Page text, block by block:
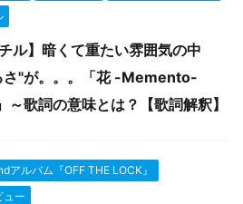
チル】暗くて重たい雰囲気の中
さ"が。。。「花 -Memento-
歌詞の意味とは？【歌詞解釈】
アルバム『OFF THE LOCK』
ュー